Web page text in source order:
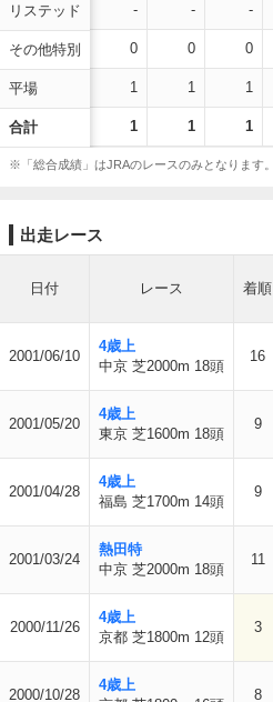
リステッド
その他特別
平場
合計
- - -
0 0 0
1 1 1
1 1 1
※「総合成績」はJRAのレースのみとなります。
出走レース
日付 レース 着順
2001/06/10
4歳上
中京 芝2000m 18頭
16
2001/05/20
4歳上
東京 芝1600m 18頭
9
2001/04/28
4歳上
福島 芝1700m 14頭
9
2001/03/24
熱田特
中京 芝2000m 18頭
11
2000/11/26
4歳上
京都 芝1800m 12頭
3
2000/10/28
4歳上
8